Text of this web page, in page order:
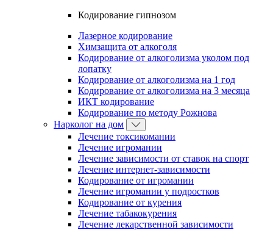
Кодирование гипнозом
Лазерное кодирование
Химзащита от алкоголя
Кодирование от алкоголизма уколом под
лопатку
Кодирование от алкоголизма на 1 год
Кодирование от алкоголизма на 3 месяца
ИКТ кодирование
Кодирование по методу Рожнова
Нарколог на дом
Лечение токсикомании
Лечение игромании
Лечение зависимости от ставок на спорт
Лечение интернет-зависимости
Кодирование от игромании
Лечение игромании у подростков
Кодирование от курения
Лечение табакокурения
Лечение лекарственной зависимости